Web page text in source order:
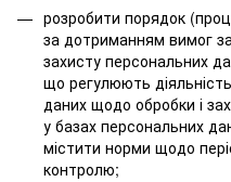
розробити порядок
за дотриманням вимог
захисту персональних
що регулюють
даних щодо обробки і
у базах персональних
містити норми щодо
контролю;